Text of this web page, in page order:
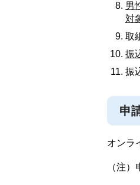
男
対
取
振
振
申
オンラ
（注